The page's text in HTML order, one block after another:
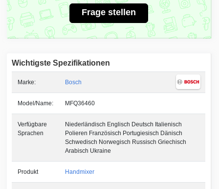
Frage stellen
Wichtigste Spezifikationen
Marke: Bosch
Model/Name: MFQ36460
Verfügbare
Sprachen
Niederländisch Englisch Deutsch Italienisch
Polieren Französisch Portugiesisch Dänisch
Schwedisch Norwegisch Russisch Griechisch
Arabisch Ukraine
Produkt Handmixer